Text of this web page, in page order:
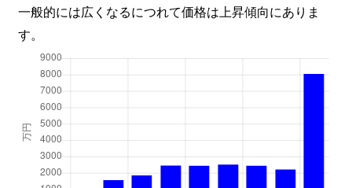
師岡町
2,800万円 東青梅
徒歩19分
谷野
2,500万円 河辺
徒歩45分
谷野
谷野
500万円 河辺
徒歩45分
柚木町
2,400万円
徒歩9分
一般的には広くなるにつれて価格は上昇傾向にありま
す。